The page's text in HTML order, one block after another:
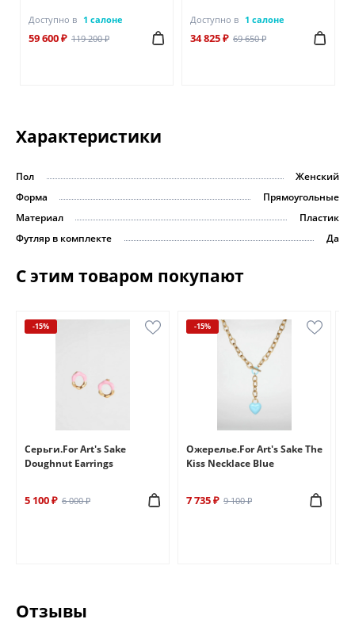
Доступно в 1 салоне
59 600 ₽ 119 200 ₽
Доступно в 1 салоне
34 825 ₽ 69 650 ₽
Характеристики
Пол
Женский
Форма
Прямоугольные
Материал
Пластик
Футляр в комплекте
Да
С этим товаром покупают
-15%
Серьги.For Art's Sake
Doughnut Earrings
5 100 ₽ 6 000 ₽
-15%
Ожерелье.For Art's Sake The
Kiss Necklace Blue
7 735 ₽ 9 100 ₽
Отзывы